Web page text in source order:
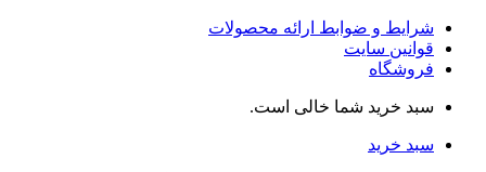
شرایط و ضوابط ارائه محصولات
قوانین سایت
فروشگاه
سبد خرید شما خالی است.
سبد خرید